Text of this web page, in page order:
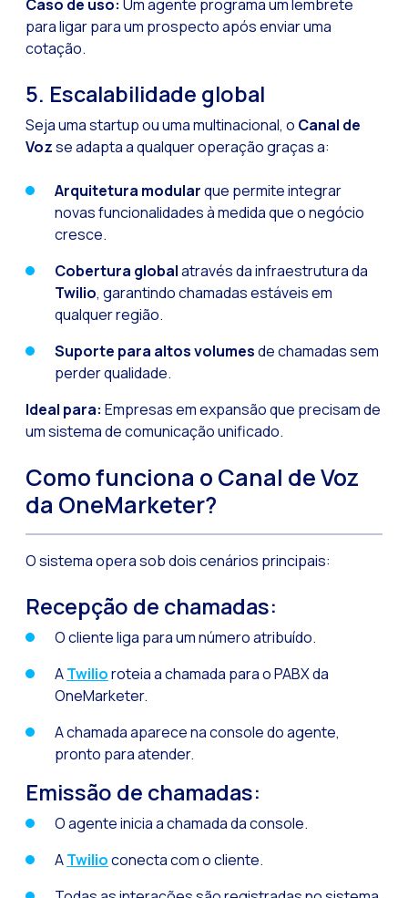
Caso de uso: Um agente programa um lembrete
para ligar para um prospecto após enviar uma
cotação.
5. Escalabilidade global
Seja uma startup ou uma multinacional, o Canal de
Vozse adapta a qualquer operação graças a:
Arquitetura modularque permite integrar
novas funcionalidades à medida que o negócio
cresce.
Cobertura globalatravés da infraestrutura da
Twilio, garantindo chamadas estáveis em
qualquer região.
Suporte para altos volumesde chamadas sem
perder qualidade.
Ideal para: Empresas em expansão que precisam de
um sistema de comunicação unificado.
Como funciona o Canal de Voz
da OneMarketer?
O sistema opera sob dois cenários principais:
Recepção de chamadas:
O cliente liga para um número atribuído.
ATwilioroteia a chamada para o PABX da
OneMarketer.
A chamada aparece na console do agente,
pronto para atender.
Emissão de chamadas:
O agente inicia a chamada da console.
ATwilioconecta com o cliente.